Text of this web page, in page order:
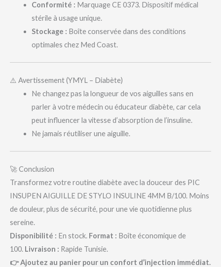
Conformité : Marquage CE 0373. Dispositif médical
stérile à usage unique.
Stockage : Boîte conservée dans des conditions
optimales chez Med Coast.
⚠️ Avertissement (YMYL – Diabète)
Ne changez pas la longueur de vos aiguilles sans en
parler à votre médecin ou éducateur diabète, car cela
peut influencer la vitesse d’absorption de l’insuline.
Ne jamais réutiliser une aiguille.
🚀 Conclusion
Transformez votre routine diabète avec la douceur des PIC
INSUPEN AIGUILLE DE STYLO INSULINE 4MM B/100. Moins
de douleur, plus de sécurité, pour une vie quotidienne plus
sereine.
Disponibilité : En stock. Format : Boîte économique de
100. Livraison : Rapide Tunisie.
👉 Ajoutez au panier pour un confort d’injection immédiat.